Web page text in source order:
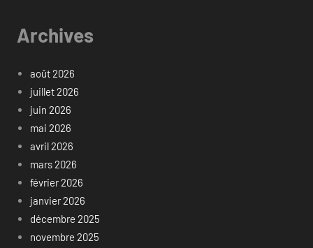
Archives
août 2026
juillet 2026
juin 2026
mai 2026
avril 2026
mars 2026
février 2026
janvier 2026
décembre 2025
novembre 2025